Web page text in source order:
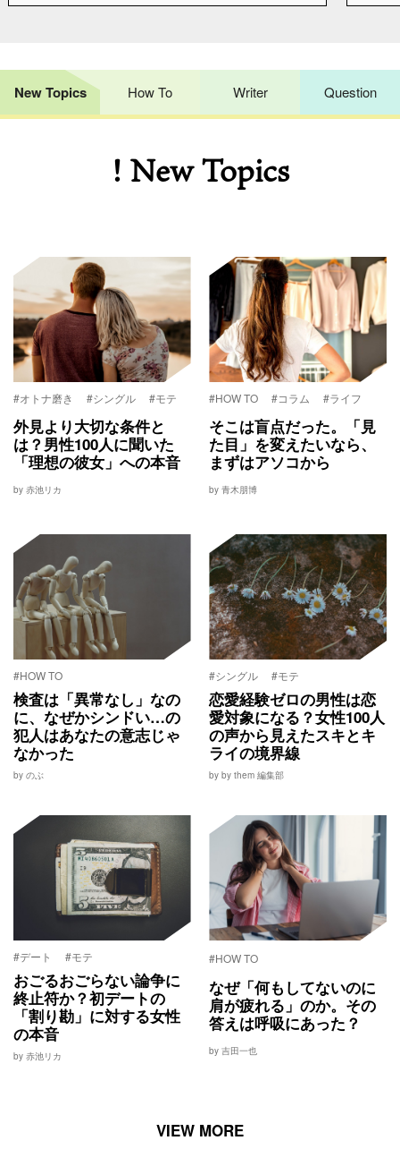
New Topics How To Writer Question
! New Topics
#オトナ磨き #シングル #モテ
外見より大切な条件と
は？男性100人に聞いた
「理想の彼女」への本音
by 赤池リカ
#HOW TO #コラム #ライフ
そこは盲点だった。「見
た目」を変えたいなら、
まずはアソコから
by 青木朋博
#HOW TO
検査は「異常なし」なの
に、なぜかシンドい…の
犯人はあなたの意志じゃ
なかった
by のぶ
#シングル #モテ
恋愛経験ゼロの男性は恋
愛対象になる？女性100人
の声から見えたスキとキ
ライの境界線
by by them 編集部
#デート #モテ
おごるおごらない論争に
終止符か？初デートの
「割り勘」に対する女性
の本音
by 赤池リカ
#HOW TO
なぜ「何もしてないのに
肩が疲れる」のか。その
答えは呼吸にあった？
by 吉田一也
VIEW MORE